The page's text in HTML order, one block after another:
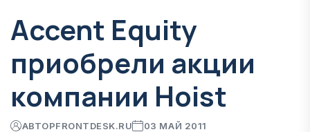
Accent Equity
приобрели акции
компании Hoist
АВТОРFRONTDESK.RU 03 МАЙ 2011